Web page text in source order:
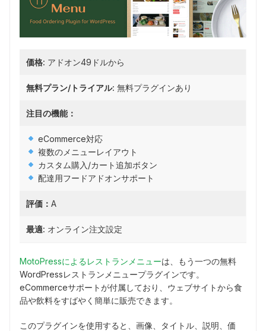
価格: アドオン49ドルから
無料プラン/トライアル: 無料プラグインあり
注目の機能：
eCommerce対応
複数のメニューレイアウト
カスタム購入/カート追加ボタン
配達用フードアドオンサポート
評価： A
最適: オンライン注文設定
MotoPressによるレストランメニューは、もう一つの無料
WordPressレストランメニュープラグインです。
eCommerceサポートが付属しており、ウェブサイトから食
品や飲料をすばやく簡単に販売できます。
このプラグインを使用すると、画像、タイトル、説明、価